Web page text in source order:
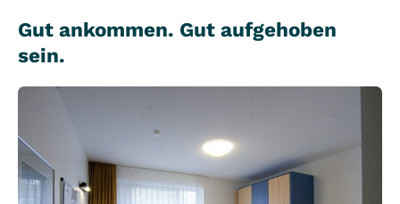
Gut ankommen. Gut aufgehoben
sein.